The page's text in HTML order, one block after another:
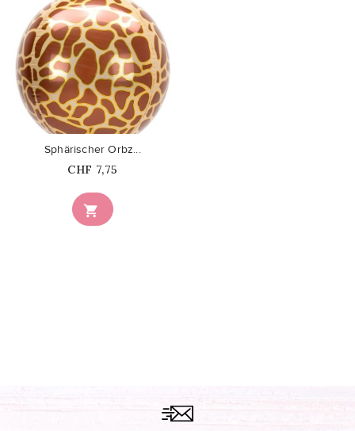
favorite_border

Sphärischer Orbz...
Price
CHF 7,75